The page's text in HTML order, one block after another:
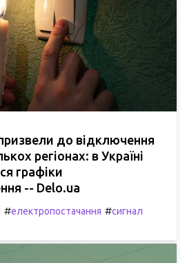
призвели до відключення
регіонах: в Україні
графіки
-- Delo.ua
#електропостачання #сигнал